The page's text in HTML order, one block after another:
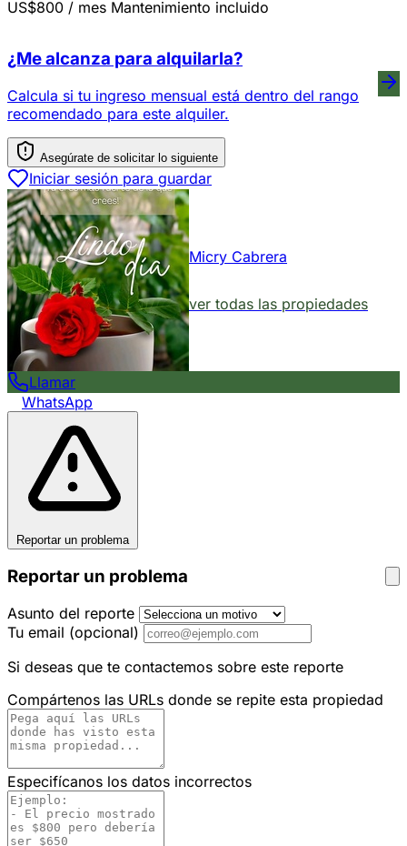
US$800 / mes Mantenimiento incluido
¿Me alcanza para alquilarla?
Calcula si tu ingreso mensual está dentro del rango
recomendado para este alquiler.
Asegúrate de solicitar lo siguiente
Iniciar sesión para guardar
Micry Cabrera
ver todas las propiedades
Llamar
WhatsApp
Reportar un problema
Reportar un problema
Asunto del reporte
Tu email (opcional)
Si deseas que te contactemos sobre este reporte
Compártenos las URLs donde se repite esta propiedad
Especifícanos los datos incorrectos